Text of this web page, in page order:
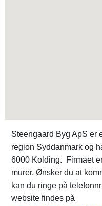
Steengaard Byg ApS er
region Syddanmark og
6000 Kolding. Firmaet
murer. Ønsker du at
kan du ringe på
website findes på